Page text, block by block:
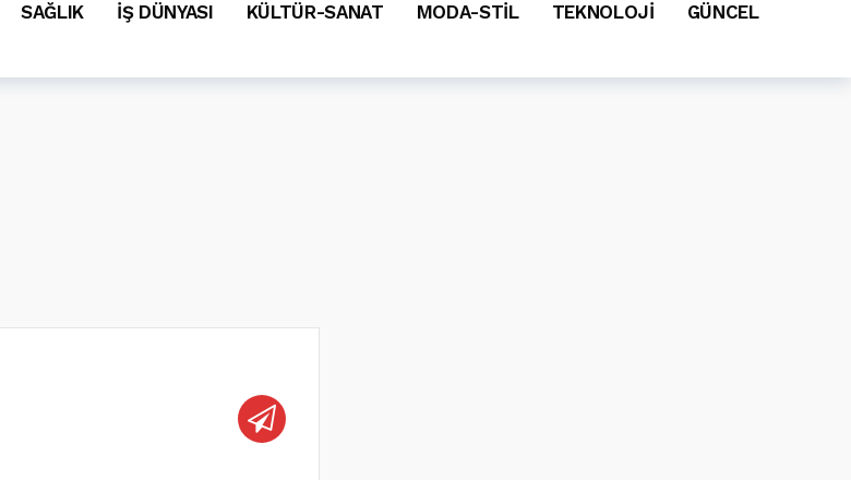
SAĞLIK İŞ DÜNYASI KÜLTÜR-SANAT MODA-STİL TEKNOLOJİ
GÜNCEL